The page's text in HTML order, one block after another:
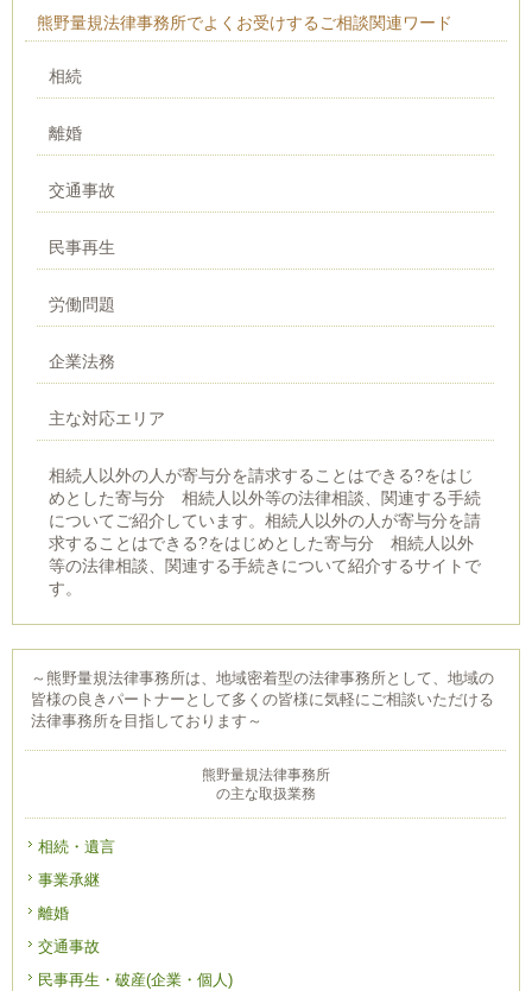
～熊野量規法律事務所は、地域密着型の法律事務所として、地域の
皆様の良きパートナーとして多くの皆様に気軽にご相談いただける
法律事務所を目指しております～
熊野量規法律事務所
の主な取扱業務
相続・遺言
事業承継
離婚
交通事故
民事再生・破産(企業・個人)
熊野量規法律事務所でよくお受けするご相談関連ワード
相続
離婚
交通事故
民事再生
労働問題
企業法務
主な対応エリア
相続人以外の人が寄与分を請求することはできる?をはじ
めとした寄与分 相続人以外等の法律相談、関連する手続
についてご紹介しています。相続人以外の人が寄与分を請
求することはできる?をはじめとした寄与分 相続人以外
等の法律相談、関連する手続きについて紹介するサイトで
す。